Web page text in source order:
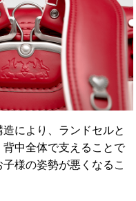
により、ランドセルと
中全体で支えることで
様の姿勢が悪くなるこ